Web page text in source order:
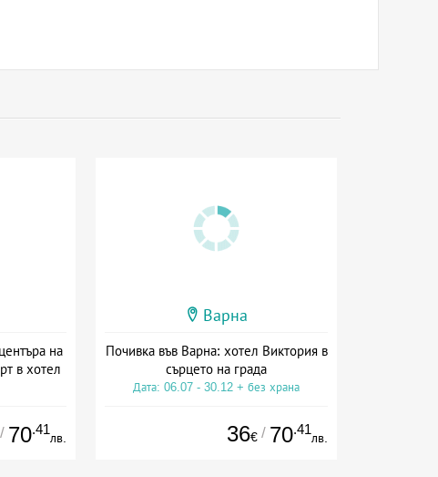
на
в хотел
/ 70.41
лв.
Варна
Почивка във Варна: хотел Виктория в
сърцето на града
Дата: 06.07 - 30.12 + без храна
36€ / 70.41
лв.